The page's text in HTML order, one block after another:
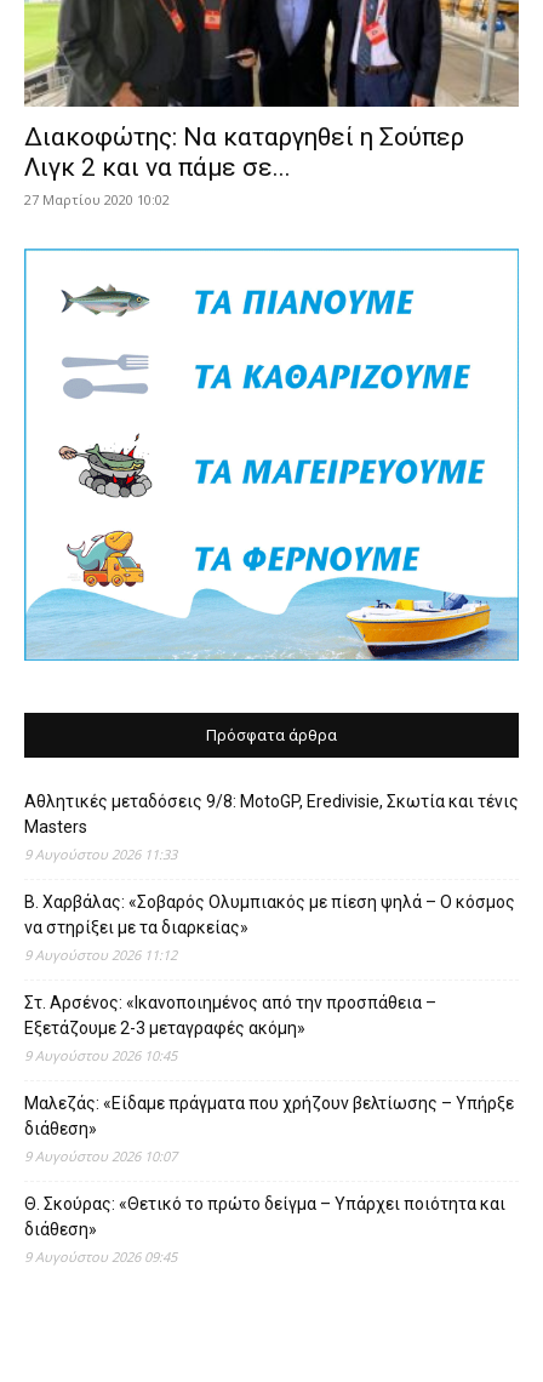
Διακοφώτης: Να καταργηθεί η Σούπερ
Λιγκ 2 και να πάμε σε...
27 Μαρτίου 2020 10:02
Πρόσφατα άρθρα
Αθλητικές μεταδόσεις 9/8: MotoGP, Eredivisie, Σκωτία και τένις
Masters
9 Αυγούστου 2026 11:33
Β. Χαρβάλας: «Σοβαρός Ολυμπιακός με πίεση ψηλά – Ο κόσμος
να στηρίξει με τα διαρκείας»
9 Αυγούστου 2026 11:12
Στ. Αρσένος: «Ικανοποιημένος από την προσπάθεια –
Εξετάζουμε 2-3 μεταγραφές ακόμη»
9 Αυγούστου 2026 10:45
Μαλεζάς: «Είδαμε πράγματα που χρήζουν βελτίωσης – Υπήρξε
διάθεση»
9 Αυγούστου 2026 10:07
Θ. Σκούρας: «Θετικό το πρώτο δείγμα – Υπάρχει ποιότητα και
διάθεση»
9 Αυγούστου 2026 09:45